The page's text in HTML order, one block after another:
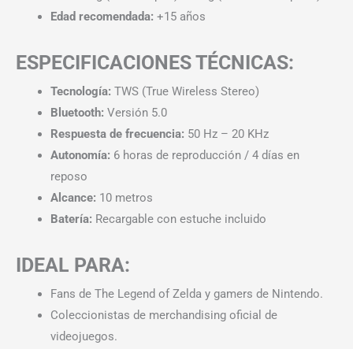
Edad recomendada: +15 años
ESPECIFICACIONES TÉCNICAS:
Tecnología: TWS (True Wireless Stereo)
Bluetooth: Versión 5.0
Respuesta de frecuencia: 50 Hz – 20 KHz
Autonomía: 6 horas de reproducción / 4 días en
reposo
Alcance: 10 metros
Batería: Recargable con estuche incluido
IDEAL PARA:
Fans de The Legend of Zelda y gamers de Nintendo.
Coleccionistas de merchandising oficial de
videojuegos.